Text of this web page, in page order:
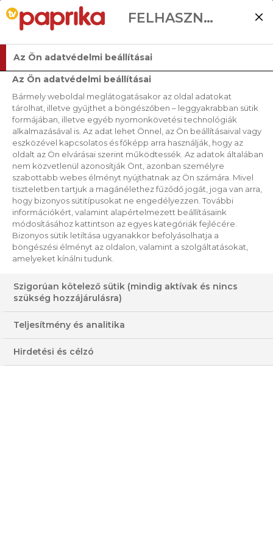
ZÖLD, NARANCS ÉS VÖRÖS
SZÍNŰ SMOOTHIE
5-15 PERC
KÖNNYŰ
KÖZEPES
ÁTLAGOS
FELHASZNÁLÓI BEÁLLÍTÁSOK
Az Ön adatvédelmi beállításai
Az Ön adatvédelmi beállításai
Bármely weboldal meglátogatásakor az oldal adatokat
tárolhat, illetve gyűjthet a böngészőben – leggyakrabban sütik
formájában, illetve egyéb nyomonkövetési technológiák
alkalmazásával is. Az adat lehet Önnel, az Ön beállításaival vagy
eszközével kapcsolatos és főképp arra használják, hogy az
oldalt az Ön elvárásai szerint működtessék. Az adatok általában
nem közvetlenül azonosítják Önt, azonban személyre
szabottabb webes élményt nyújthatnak az Ön számára. Mivel
tiszteletben tartjuk a magánélethez fűződő jogát, joga van arra,
hogy bizonyos sütitípusokat ne engedélyezzen. További
információkért, valamint alapértelmezett beállításaink
módosításához kattintson az egyes kategóriák fejlécére.
Bizonyos sütik letiltása ugyanakkor befolyásolhatja a
böngészési élményt az oldalon, valamint a szolgáltatásokat,
amelyeket kínálni tudunk.
Szigorúan kötelező sütik (mindig aktívak és nincs
szükség hozzájárulásra)
Teljesítmény és analitika
Hirdetési és célzó